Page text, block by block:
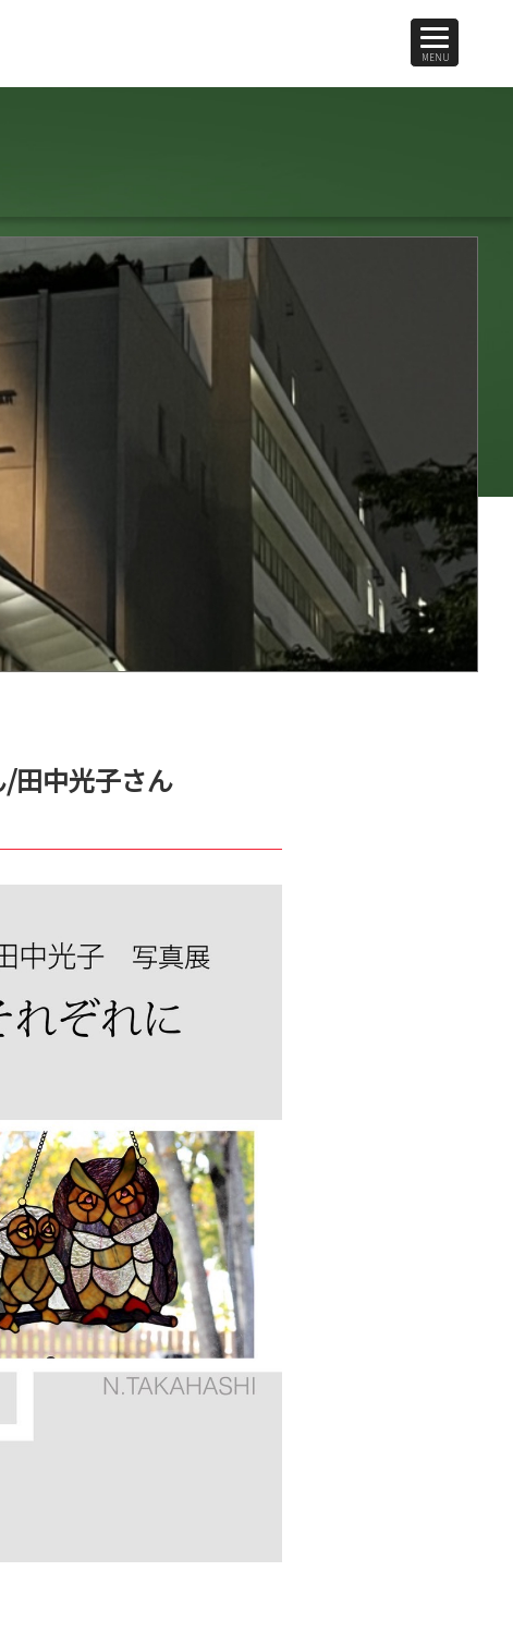
田中光子さん